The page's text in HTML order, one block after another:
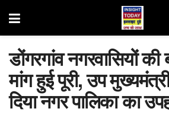
डोंगरगांव नगरवासियों की
मांग हुई पूरी, उप
दिया नगर पालिका का